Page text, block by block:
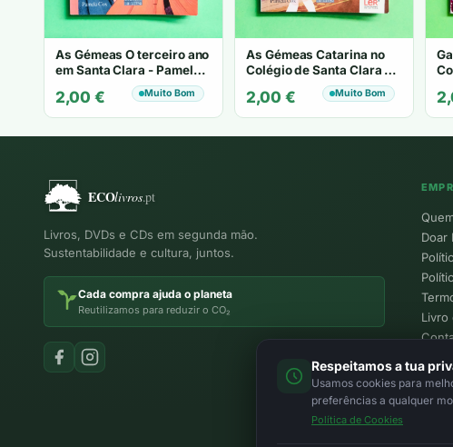
As Gémeas O terceiro ano
em Santa Clara - Pamela
2,00 € Muito Bom
As Gémeas Catarina no
Colégio de Santa Clara -
2,00 € Muito Bom
Livros, DVDs e CDs em segunda mão.
Sustentabilidade e cultura, juntos.
Cada compra ajuda o planeta
Reutilizamos para reduzir o CO₂
Doar
Livro
Respeitamos a tua
Usamos cookies para
preferências a qualquer
Política de Cookies